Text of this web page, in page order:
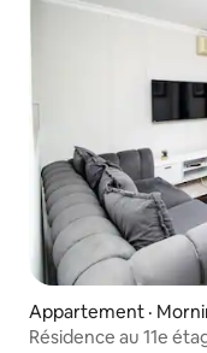
Appartement ·
Résidence au 11e